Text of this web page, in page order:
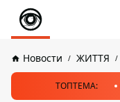
Новости ЖИТТЯ
ТОПТЕМА: